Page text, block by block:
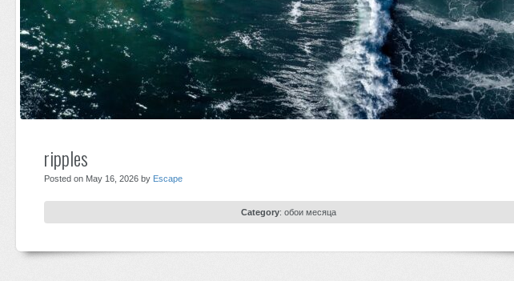
ripples
Posted on May 16, 2026 by Escape
Category: обои месяца